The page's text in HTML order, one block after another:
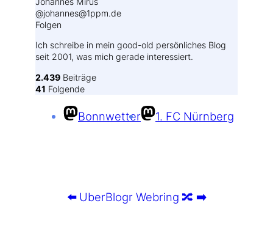
@johannes@1ppm.de
Folgen
Ich schreibe in mein good-old persönliches Blog
seit 2001, was mich gerade interessiert.
2.439 Beiträge
41 Folgende
Bonnwetter 1. FC Nürnberg
⬅️ UberBlogr Webring 🔀 ➡️